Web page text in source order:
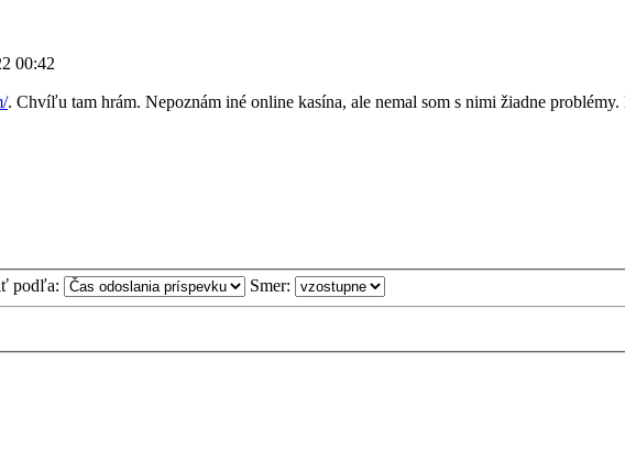
00:42
. Chvíľu tam hrám. Nepoznám iné online kasína, ale nemal som s nimi žiadne
podľa: Smer: